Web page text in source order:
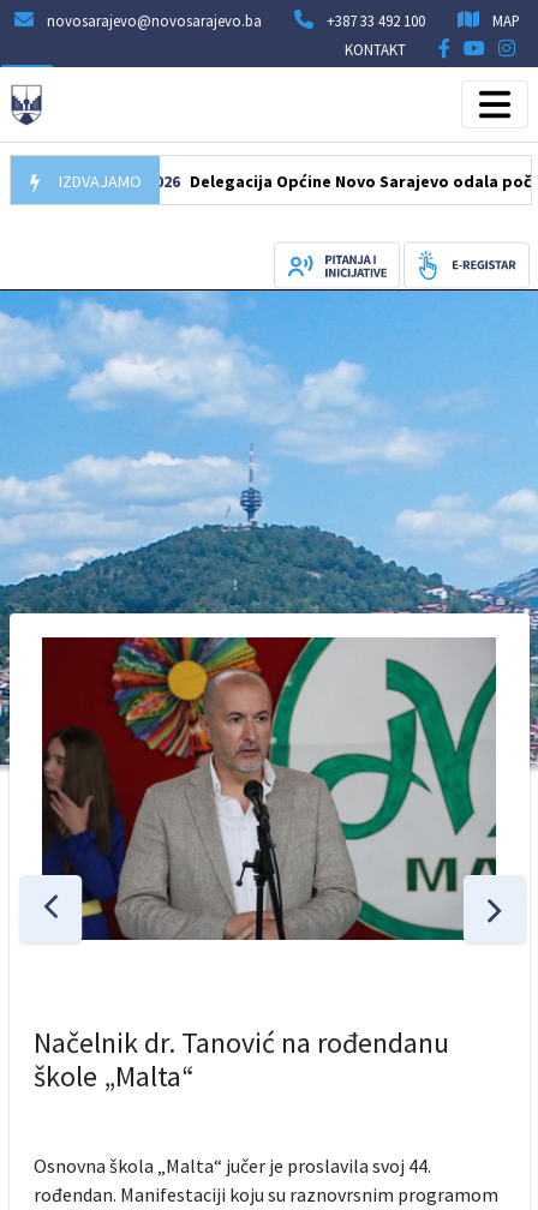
novosarajevo@novosarajevo.ba +387 33 492 100
MAP
KONTAKT
IZDVAJAMO
07.08.2026 Delegacija Općine Novo Sarajevo odala počast
Načelnik dr. Tanović na rođendanu
škole „Malta“
Osnovna škola „Malta“ jučer je proslavila svoj 44.
rođendan. Manifestaciji koju su raznovrsnim programom